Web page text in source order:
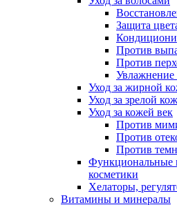
Защита
Против
Против
Увлажнение
Уход за жирной
Уход за зрелой
Уход за кожей век
Против
Против
Против
Функциональные
косметики
Хелаторы,
Витамины и минералы